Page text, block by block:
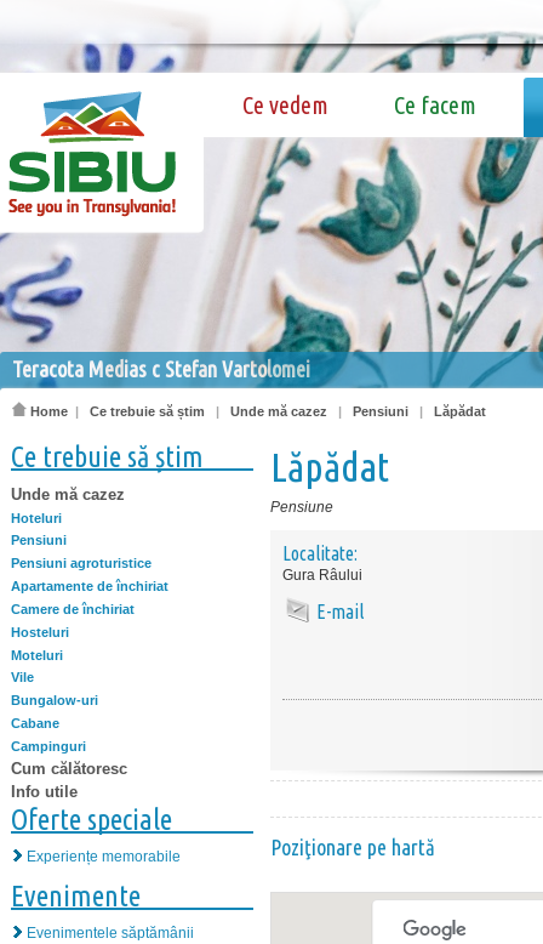
Ce vedem Ce facem
Teracota Medias c Stefan Vartolomei
Home | Ce trebuie să știm | Unde mă cazez | Pensiuni | Lăpădat
Ce trebuie să știm
Unde mă cazez
Hoteluri
Pensiuni
Pensiuni agroturistice
Apartamente de închiriat
Camere de închiriat
Hosteluri
Moteluri
Vile
Bungalow-uri
Cabane
Campinguri
Cum călătoresc
Info utile
Oferte speciale
Experiențe memorabile
Evenimente
Evenimentele săptămânii
Lăpădat
Pensiune
Localitate:
Gura Râului
E-mail
Poziţionare pe hartă